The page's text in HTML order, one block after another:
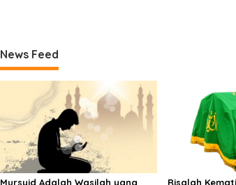
News Feed
Mursyid Adalah Wasilah yang
Risalah